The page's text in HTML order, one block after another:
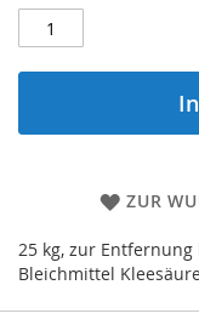
ZUR
25 kg, zur
Bleichmittel